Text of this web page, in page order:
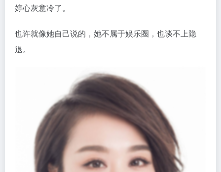
婷心灰意冷了。
也许就像她自己说的，她不属于娱乐圈，也谈不上隐
退。